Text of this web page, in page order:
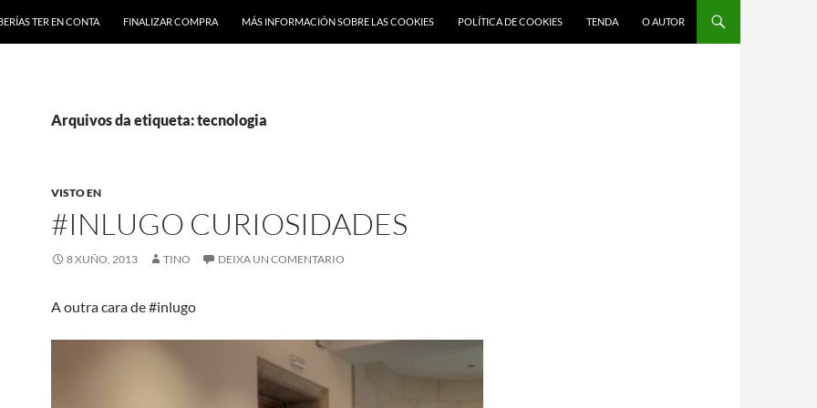
TER EN CONTA FINALIZAR COMPRA MÁS INFORMACIÓN SOBRE LAS COOKIES POLÍTICA DE COOKIES TENDA O AUTOR
Arquivos da etiqueta: tecnologia
VISTO EN
#INLUGO CURIOSIDADES
8 XUÑO, 2013 TINO DEIXA UN COMENTARIO
A outra cara de #inlugo